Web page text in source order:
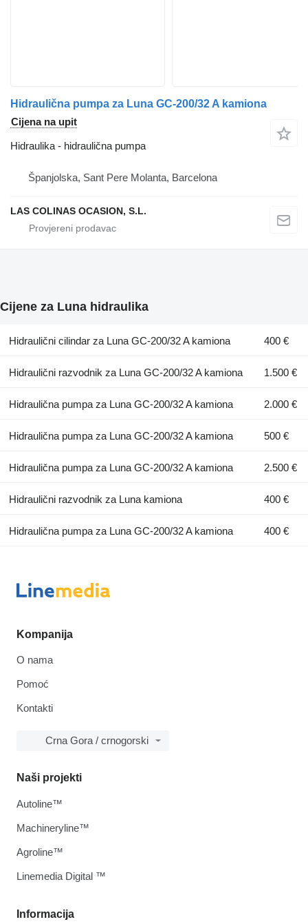
Hidraulična pumpa za Luna GC-200/32 A kamiona
Cijena na upit
Hidraulika - hidraulična pumpa
Španjolska, Sant Pere Molanta, Barcelona
LAS COLINAS OCASION, S.L.
Cijene za Luna hidraulika
Hidraulični cilindar za Luna GC-200/32 A kamiona 400 €
Hidraulični razvodnik za Luna GC-200/32 A kamiona 1.500 €
Hidraulična pumpa za Luna GC-200/32 A kamiona 2.000 €
Hidraulična pumpa za Luna GC-200/32 A kamiona 500 €
Hidraulična pumpa za Luna GC-200/32 A kamiona 2.500 €
Hidraulični razvodnik za Luna kamiona 400 €
Hidraulična pumpa za Luna GC-200/32 A kamiona 400 €
Kompanija
O nama
Pomoć
Kontakti
Crna Gora / crnogorski
Informacija
Naši projekti
Autoline™
Machineryline™
Agroline™
Linemedia Digital ™